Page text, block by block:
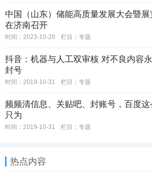
中国（山东）储能高质量发展大会暨展
在济南召开
时间：2023-10-20 栏目： 专题
抖音：机器与人工双审核 对不良内容
封号
时间：2019-10-31 栏目： 专题
频频清信息、关贴吧、封账号，百度这
只为
时间：2019-10-31 栏目： 专题
热点内容